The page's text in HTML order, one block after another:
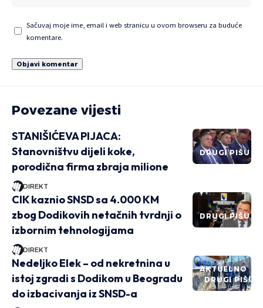
Sačuvaj moje ime, email i web stranicu u ovom browseru za buduće
komentare.
Povezane vijesti
DRUGI PIŠU
STANIŠIĆEVA PIJACA:
Stanovništvu dijeli koke,
porodična firma zbraja milione
DIREKT
DRUGI PIŠU
CIK kaznio SNSD sa 4.000 KM
zbog Dodikovih netačnih tvrdnji o
izbornim tehnologijama
DIREKT
AKTUELNO
DRUGI PIŠU
Nedeljko Elek – od nekretnina u
istoj zgradi s Dodikom u Beogradu
do izbacivanja iz SNSD-a